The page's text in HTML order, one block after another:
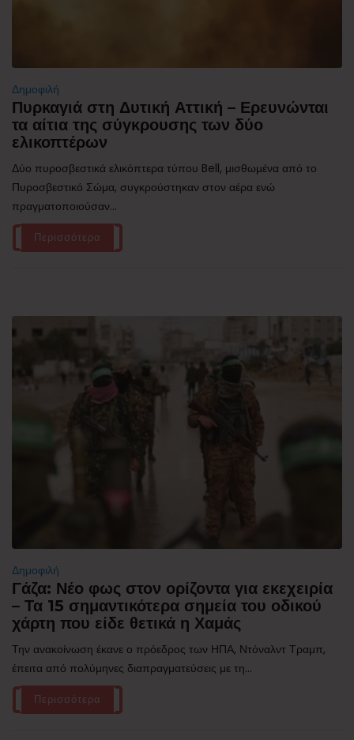
Δημοφιλή
Πυρκαγιά στη Δυτική Αττική – Ερευνώνται
τα αίτια της σύγκρουσης των δύο
ελικοπτέρων
Δύο πυροσβεστικά ελικόπτερα τύπου Bell, μισθωμένα από το
Πυροσβεστικό Σώμα, συγκρούστηκαν στον αέρα ενώ
πραγματοποιούσαν...
Περισσότερα
Δημοφιλή
Γάζα: Νέο φως στον ορίζοντα για εκεχειρία
– Τα 15 σημαντικότερα σημεία του οδικού
χάρτη που είδε θετικά η Χαμάς
Την ανακοίνωση έκανε ο πρόεδρος των ΗΠΑ, Ντόναλντ Τραμπ,
έπειτα από πολύμηνες διαπραγματεύσεις με τη...
Περισσότερα